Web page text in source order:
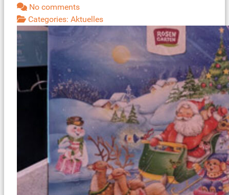
No comments
Categories: Aktuelles